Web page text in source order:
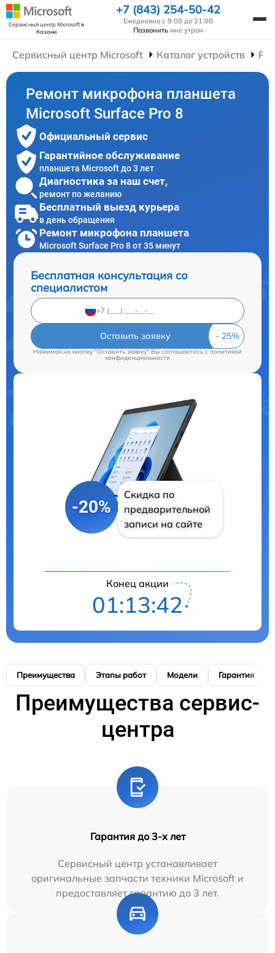
Сервисный центр Microsoftв
Казани
+7 (843) 254-50-42
Ежедневно с 9:00 до 21:00
Позвонить мне утром
Сервисный центр Microsoft Каталог устройств
Ремонт микрофона планшета
Microsoft Surface Pro 8
Официальный сервис
Гарантийное обслуживание
планшета Microsoft до 3 лет
Диагностика за наш счет,
ремонт по желанию
Бесплатный выезд курьера
в день обращения
Ремонт микрофона планшета
Microsoft Surface Pro 8 от 35 минут
Бесплатная консультация со
специалистом
Оставить заявку
Нажимая на кнопку "Оставить заявку" Вы соглашаетесь cполитикой
конфиденциальности
-20%
Скидка по
предварительной
записи на сайте
Конец акции
01:13:41
Преимущества Этапы работ Модели Гарантия
Преимущества сервис-
центра
Гарантия до 3-х лет
Сервисный центр устанавливает
оригинальные запчасти техники Microsoft и
предоставляет гарантию до 3 лет.